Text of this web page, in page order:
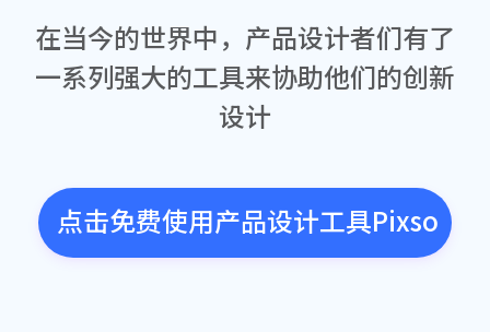
在当今的世界中，产品设计者们有了
一系列强大的工具来协助他们的创新
设计
点击免费使用产品设计工具Pixso